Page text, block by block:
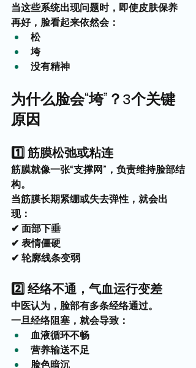
当这些系统出现问题时，即使皮肤保养
再好，脸看起来依然会：
松
垮
没有精神
为什么脸会“垮”？3个关键
原因
1️⃣ 筋膜松弛或粘连
筋膜就像一张“支撑网”，负责维持脸部结
构。
当筋膜长期紧绷或失去弹性，就会出
现：
✔ 面部下垂
✔ 表情僵硬
✔ 轮廓线条变弱
2️⃣ 经络不通，气血运行变差
中医认为，脸部有多条经络通过。
一旦经络阻塞，就会导致：
血液循环不畅
营养输送不足
脸色暗沉